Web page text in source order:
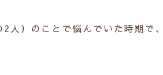
2人）のことで悩んでいた時期で、